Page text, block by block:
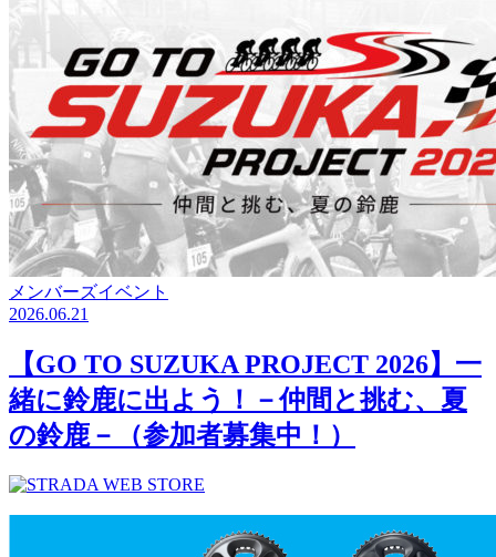
メンバーズイベント
2026.06.21
【GO TO SUZUKA PROJECT 2026】一
緒に鈴鹿に出よう！－仲間と挑む、夏
の鈴鹿－（参加者募集中！）